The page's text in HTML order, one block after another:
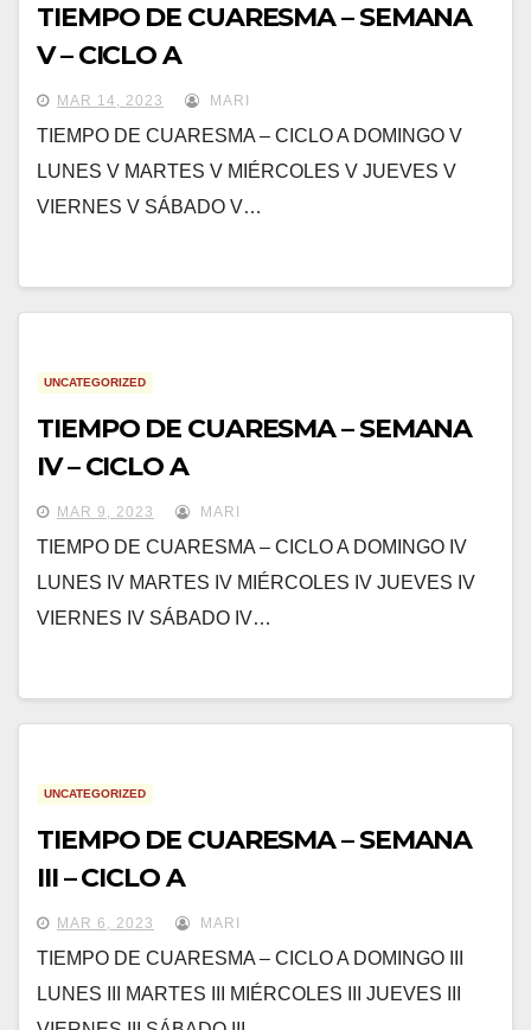
TIEMPO DE CUARESMA – SEMANA
V – CICLO A
MAR 14, 2023 MARI
TIEMPO DE CUARESMA – CICLO A DOMINGO V
LUNES V MARTES V MIÉRCOLES V JUEVES V
VIERNES V SÁBADO V…
UNCATEGORIZED
TIEMPO DE CUARESMA – SEMANA
IV – CICLO A
MAR 9, 2023 MARI
TIEMPO DE CUARESMA – CICLO A DOMINGO IV
LUNES IV MARTES IV MIÉRCOLES IV JUEVES IV
VIERNES IV SÁBADO IV…
UNCATEGORIZED
TIEMPO DE CUARESMA – SEMANA
III – CICLO A
MAR 6, 2023 MARI
TIEMPO DE CUARESMA – CICLO A DOMINGO III
LUNES III MARTES III MIÉRCOLES III JUEVES III